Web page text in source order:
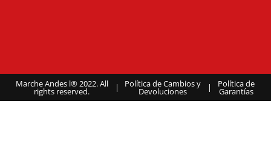
Marche Andes l® 2022. All
rights reserved. | Política de Cambios y
Devoluciones | Política de
Garantías